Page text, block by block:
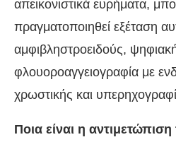
απεικονιστικά ευρήματα,
πραγματοποιηθεί εξέταση
αμφιβληστροειδούς,
φλουοροαγγειογραφία με
χρωστικής και
Ποια είναι η αντιμετώπιση